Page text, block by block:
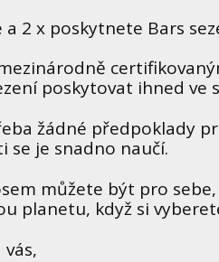
2 x poskytnete Bars
poskytovat ihned ve
žádné předpoklady
se je snadno naučí.
můžete být pro
planetu, když si